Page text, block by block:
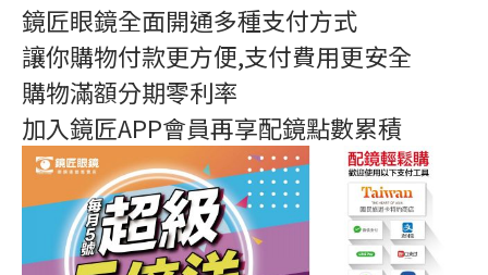
鏡匠眼鏡全面開通多種支付方式
讓你購物付款更方便,支付費用更安全
購物滿額分期零利率
加入鏡匠APP會員再享配鏡點數累積